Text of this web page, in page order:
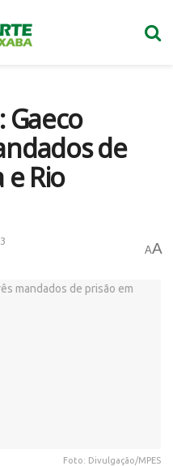
Gaeco
de
Rio
AA
Foto: Divulgação/MPES